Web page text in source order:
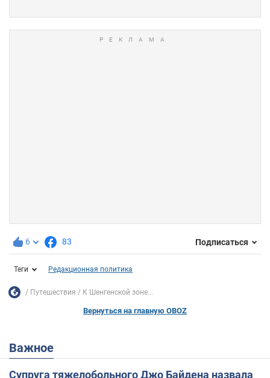
6 83 Подписаться
Теги Редакционная политика
Путешествия К Шенгенской зоне...
Вернуться на главную OBOZ
Важное
Супруга тяжелобольного Джо Байдена назвала